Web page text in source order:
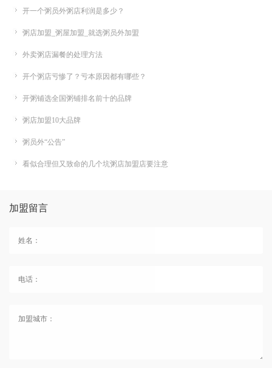
开一个粥员外粥店利润是多少？
粥店加盟_粥屋加盟_就选粥员外加盟
外卖粥店漏餐的处理方法
开个粥店亏惨了？亏本原因都有哪些？
开粥铺选全国粥铺排名前十的品牌
粥店加盟10大品牌
粥员外“公告”
看似合理但又致命的几个坑粥店加盟店要注意
加盟留言